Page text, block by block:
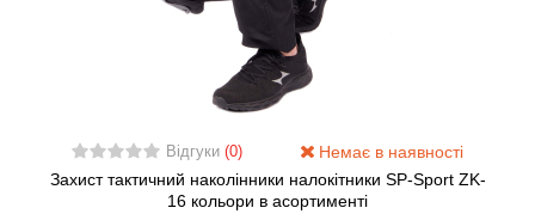
Відгуки(0)
Немає в наявності
Захист тактичний наколінники налокітники SP-Sport ZK-
16 кольори в асортименті